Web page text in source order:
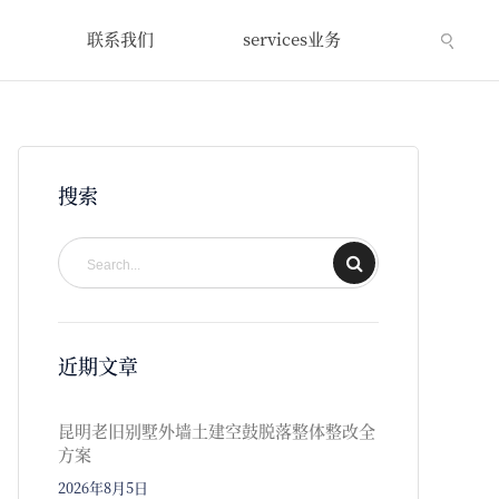
联系我们 services业务
搜索
近期文章
昆明老旧别墅外墙土建空鼓脱落整体整改全
方案
2026年8月5日